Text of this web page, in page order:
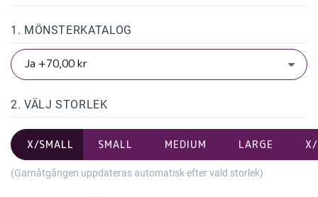
1. MÖNSTERKATALOG
2. VÄLJ STORLEK
X/SMALL SMALL MEDIUM LARGE
(Garnåtgången uppdateras automatisk efter vald storlek)